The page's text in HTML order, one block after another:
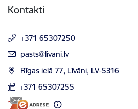
Kontakti
+371 65307250
E-pasts:
pasts@livani.lv
Rīgas ielā 77, Līvāni, LV-5316
+371 65307255